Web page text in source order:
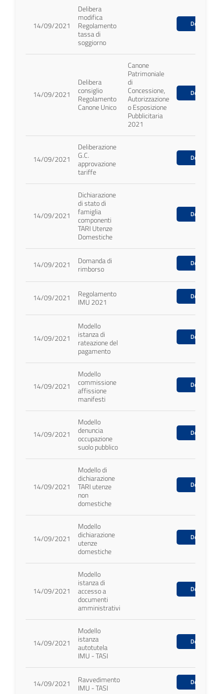
14/09/2021
Delibera
modifica
Regolamento
tassa di
soggiorno
Download
14/09/2021
Delibera
consiglio
Regolamento
Canone Unico
Canone
Patrimoniale
di
Concessione,
Autorizzazione
o Esposizione
Pubblicitaria
2021
Download
14/09/2021
Deliberazione
G.C.
approvazione
tariffe
Download
14/09/2021
Dichiarazione
di stato di
famiglia
componenti
TARI Utenze
Domestiche
Download
14/09/2021 Domanda di
rimborso
Download
14/09/2021 Regolamento
IMU 2021
Download
14/09/2021
Modello
istanza di
rateazione del
pagamento
Download
14/09/2021
Modello
commissione
affissione
manifesti
Download
14/09/2021
Modello
denuncia
occupazione
suolo pubblico
Download
14/09/2021
Modello di
dichiarazione
TARI utenze
non
domestiche
Download
14/09/2021
Modello
dichiarazione
utenze
domestiche
Download
14/09/2021
Modello
istanza di
accesso a
documenti
amministrativi
Download
14/09/2021
Modello
istanza
autotutela
IMU - TASI
Download
14/09/2021 Ravvedimento
IMU - TASI
Download